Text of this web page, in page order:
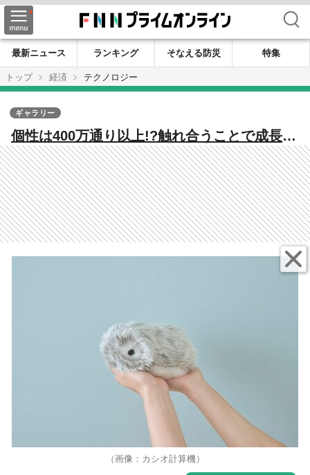
検索
最新ニュース ランキング そなえる防災
特集
トップ
経済 テクノロジー
個性は400万通り以上!?触れ合うことで成長す
るペットロボット“Moflin”が可愛い…どんな
風に“飼い主”に懐くのか聞いた
ギャラリー
（画像：カシオ計算機）